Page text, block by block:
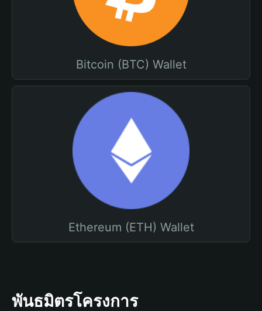
Bitcoin (BTC) Wallet
Ethereum (ETH) Wallet
พันธมิตรโครงการ